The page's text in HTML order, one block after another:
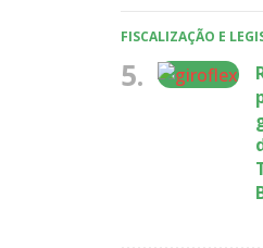
FISCALIZAÇÃO E
5.